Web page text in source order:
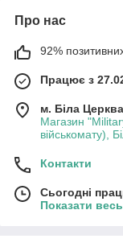
Про нас
92% позитивних
Працює з
м. Біла Церква
Магазин
військомату),
Контакти
Сьогодні
Показати